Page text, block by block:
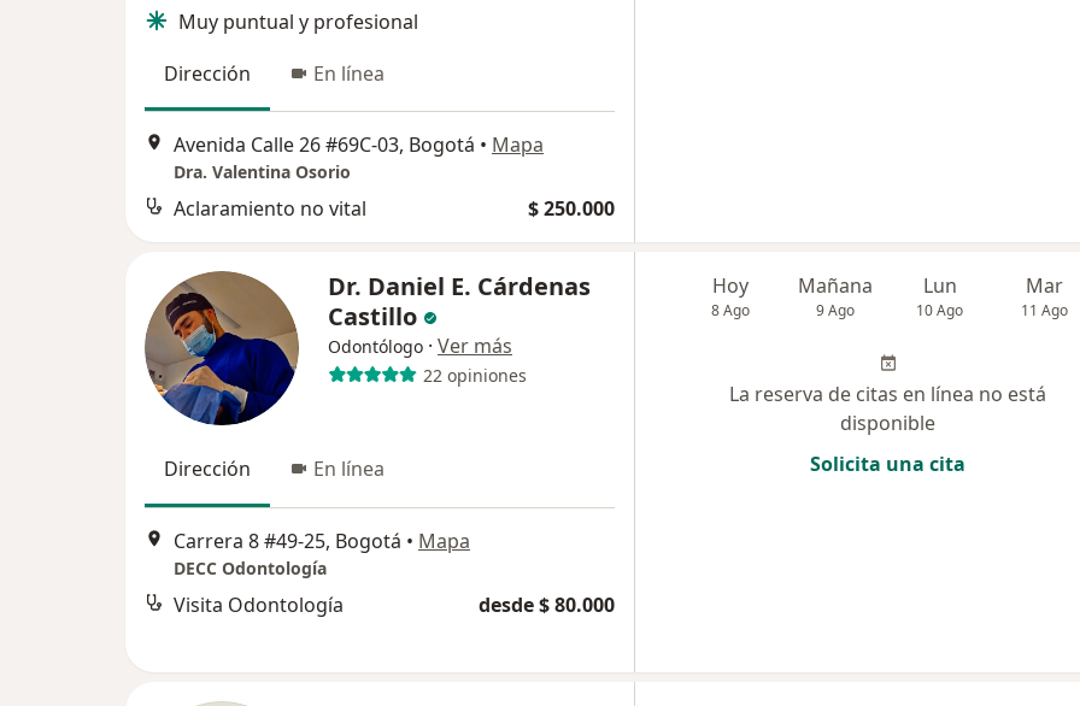
Muy puntual y profesional
Dirección
En línea
Avenida Calle 26 #69C-03, Bogotá • Mapa
Dra. Valentina Osorio
Aclaramiento no vital $ 250.000
Dr. Daniel E. Cárdenas
Castillo
Odontólogo · Ver más
22 opiniones
Dirección En línea
Carrera 8 #49-25, Bogotá • Mapa
DECC Odontología
Visita Odontología desde $ 80.000
Hoy
8 Ago
Mañana
9 Ago
Lun
10 Ago
Mar
11 Ago
La reserva de citas en línea no está
disponible
Solicita una cita